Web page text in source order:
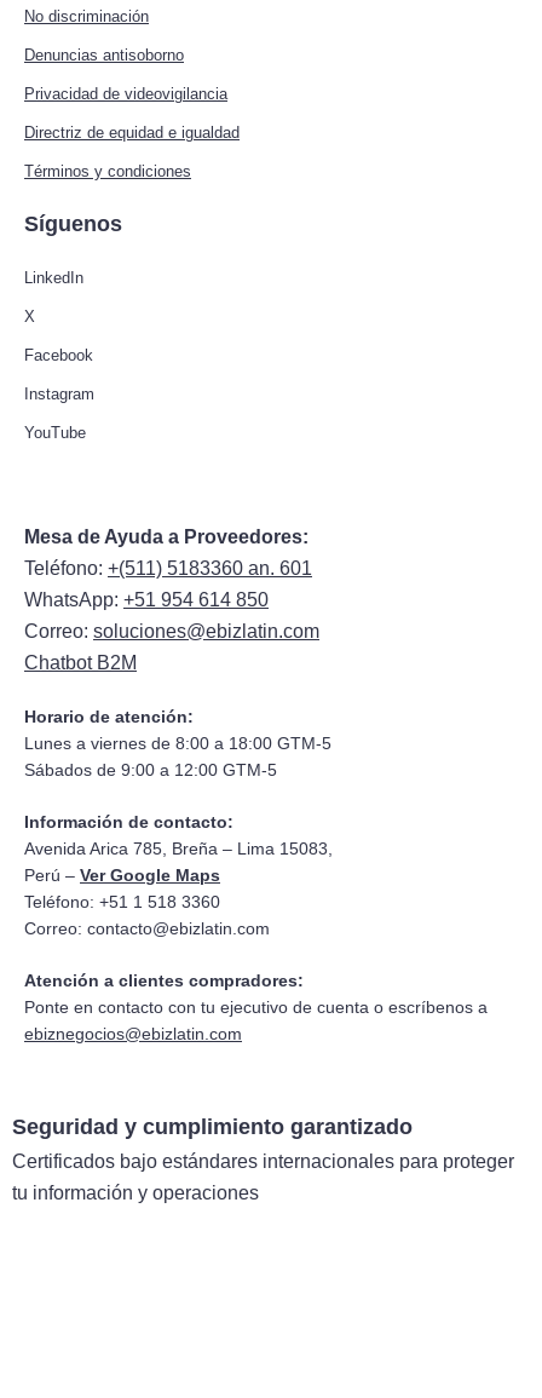
No discriminación
Denuncias antisoborno
Privacidad de videovigilancia
Directriz de equidad e igualdad
Términos y condiciones
Síguenos
LinkedIn
X
Facebook
Instagram
YouTube
Mesa de Ayuda a Proveedores:
Teléfono: +(511) 5183360 an. 601
WhatsApp: +51 954 614 850
Correo: soluciones@ebizlatin.com
Chatbot B2M
Horario de atención:
Lunes a viernes de 8:00 a 18:00 GTM-5
Sábados de 9:00 a 12:00 GTM-5
Información de contacto:
Avenida Arica 785, Breña – Lima 15083,
Perú – Ver Google Maps
Teléfono: +51 1 518 3360
Correo: contacto@ebizlatin.com
Atención a clientes compradores:
Ponte en contacto con tu ejecutivo de cuenta o escríbenos a
ebiznegocios@ebizlatin.com
Seguridad y cumplimiento garantizado
Certificados bajo estándares internacionales para proteger
tu información y operaciones